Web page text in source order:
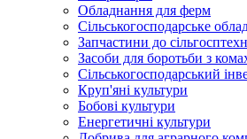
Обладнання для ферм
Сільськогосподарське
Запчастини до
Засоби для боротьби з
Сільськогосподарський
Круп'яні культури
Бобові культури
Енергетичні культури